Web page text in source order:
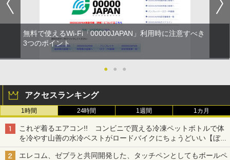
無料で使えるWi-Fi「00000JAPAN」利用時に注意すべき
3つのポイント
● ● ●
アクセスランキング
1時間 24時間 1週間 1カ月
これぞ着るエアコン!! コンビニで買える冷凍ペットボトルで体
を冷やす山善の水冷ベストがロードバイクにちょうどいい【ぼっ
ち・ざ・ろーど！その14】【空いた時間でなにしてる？】
エレコム、ゼブラと共同開発した、タッチペンとしてもボールペ